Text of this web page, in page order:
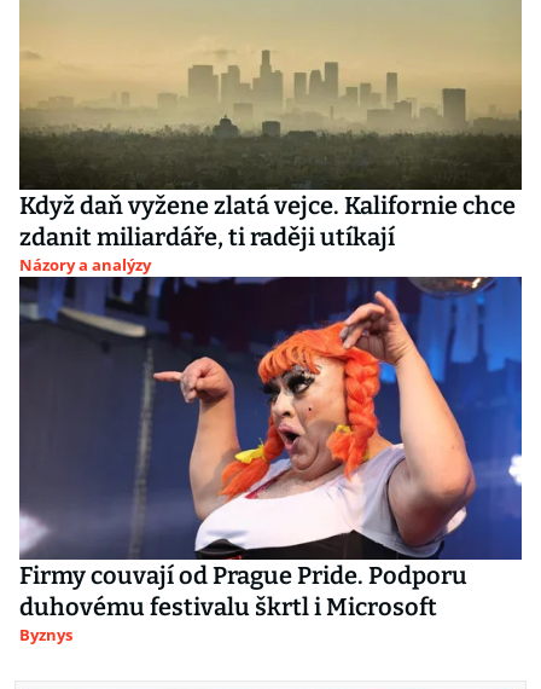
Když daň vyžene zlatá vejce. Kalifornie chce
zdanit miliardáře, ti raději utíkají
Názory a analýzy
Firmy couvají od Prague Pride. Podporu
duhovému festivalu škrtl i Microsoft
Byznys